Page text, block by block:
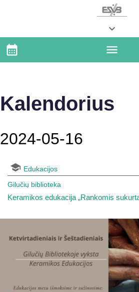
Kalendorius
2024-05-16
Edukacijos
Gilučių biblioteka
Keramikos edukacija „Rankomis